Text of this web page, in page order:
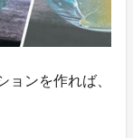
ョンを作れば、